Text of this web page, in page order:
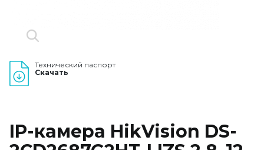
Технический паспорт
Скачать
IP-камера HikVision DS-